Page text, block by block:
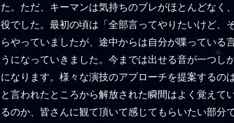
た。ただ、キーマンは気持ちのブレがほとんどなく
役でした。最初の頃は「全部言ってやりたいけど
らやっていましたが、途中からは自分が喋っている
うになっていきました。今までは出せる音が一つし
になります。様々な演技のアプローチを提案するの
と言われたところから解放された瞬間はよく覚えて
るのか、皆さんに観て頂いて感じてもらいたい部分で